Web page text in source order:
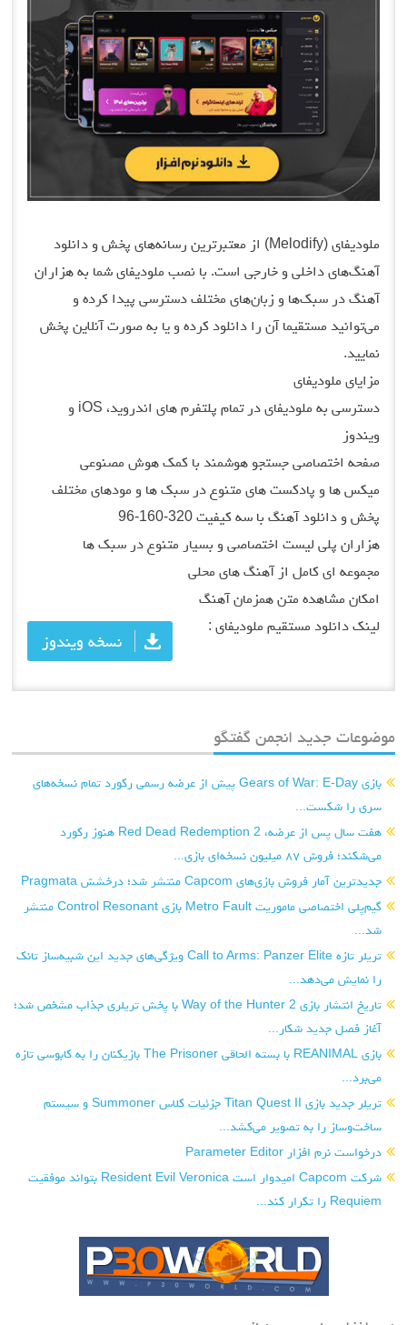
ملودیفای (Melodify) از معتبرترین رسانه‌های پخش و دانلود
آهنگ‌های داخلی و خارجی است. با نصب ملودیفای شما به هزاران
آهنگ در سبک‌ها و زبان‌های مختلف دسترسی پیدا کرده و
می‌توانید مستقیما آن را دانلود کرده و یا به صورت آنلاین پخش
نمایید.
مزایای ملودیفای
دسترسی به ملودیفای در تمام پلتفرم های اندروید، iOS و
ویندوز
صفحه اختصاصی جستجو هوشمند با کمک هوش مصنوعی
میکس ها و پادکست های متنوع در سبک ها و مودهای مختلف
پخش و دانلود آهنگ با سه کیفیت 320-160-96
هزاران پلی لیست اختصاصی و بسیار متنوع در سبک ها
مجموعه ای کامل از آهنگ های محلی
امکان مشاهده متن همزمان آهنگ
لینک دانلود مستقیم ملودیفای :
نسخه ویندوز
موضوعات جدید انجمن گفتگو
بازی Gears of War: E-Day پیش از عرضه رسمی رکورد تمام نسخه‌های
سری را شکست...
هفت سال پس از عرضه، Red Dead Redemption 2 هنوز رکورد
می‌شکند؛ فروش ۸۷ میلیون نسخه‌ای بازی...
جدیدترین آمار فروش بازی‌های Capcom منتشر شد؛ درخشش Pragmata
گیم‌پلی اختصاصی ماموریت Metro Fault بازی Control Resonant منتشر
شد...
تریلر تازه Call to Arms: Panzer Elite ویژگی‌های جدید این شبیه‌ساز تانک
را نمایش می‌دهد...
تاریخ انتشار بازی Way of the Hunter 2 با پخش تریلری جذاب مشخص شد؛
آغاز فصل جدید شکار...
بازی REANIMAL با بسته الحاقی The Prisoner بازیکنان را به کابوسی تازه
می‌برد...
تریلر جدید بازی Titan Quest II جزئیات کلاس Summoner و سیستم
ساخت‌وساز را به تصویر می‌کشد...
درخواست نرم افزار Parameter Editor
شرکت Capcom امیدوار است Resident Evil Veronica بتواند موفقیت
Requiem را تکرار کند...